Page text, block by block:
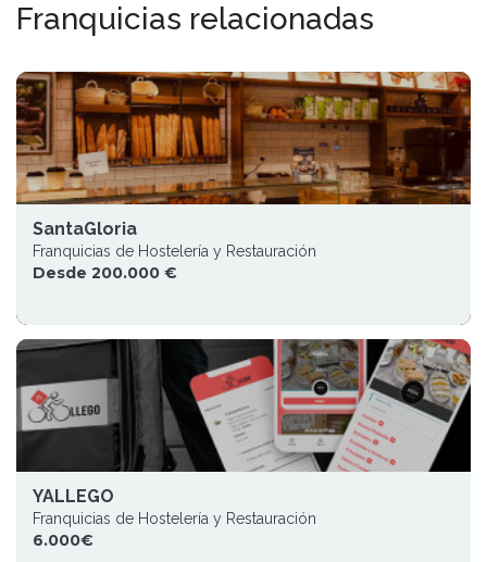
Franquicias relacionadas
SantaGloria
Franquicias de Hostelería y Restauración
Desde 200.000 €
YALLEGO
Franquicias de Hostelería y Restauración
6.000€